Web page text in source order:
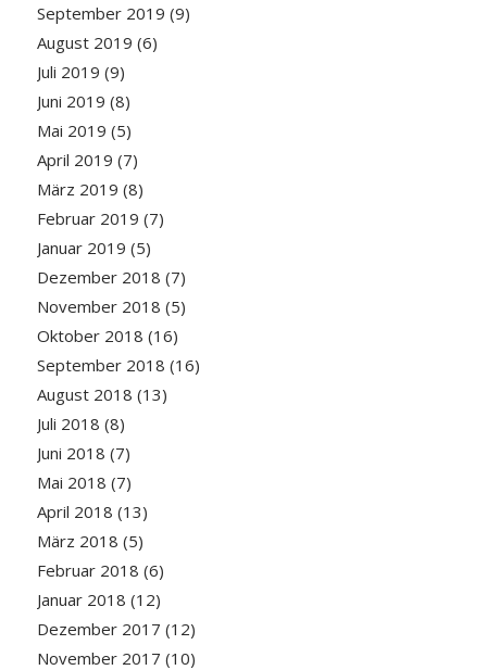
September 2019 (9)
August 2019 (6)
Juli 2019 (9)
Juni 2019 (8)
Mai 2019 (5)
April 2019 (7)
März 2019 (8)
Februar 2019 (7)
Januar 2019 (5)
Dezember 2018 (7)
November 2018 (5)
Oktober 2018 (16)
September 2018 (16)
August 2018 (13)
Juli 2018 (8)
Juni 2018 (7)
Mai 2018 (7)
April 2018 (13)
März 2018 (5)
Februar 2018 (6)
Januar 2018 (12)
Dezember 2017 (12)
November 2017 (10)